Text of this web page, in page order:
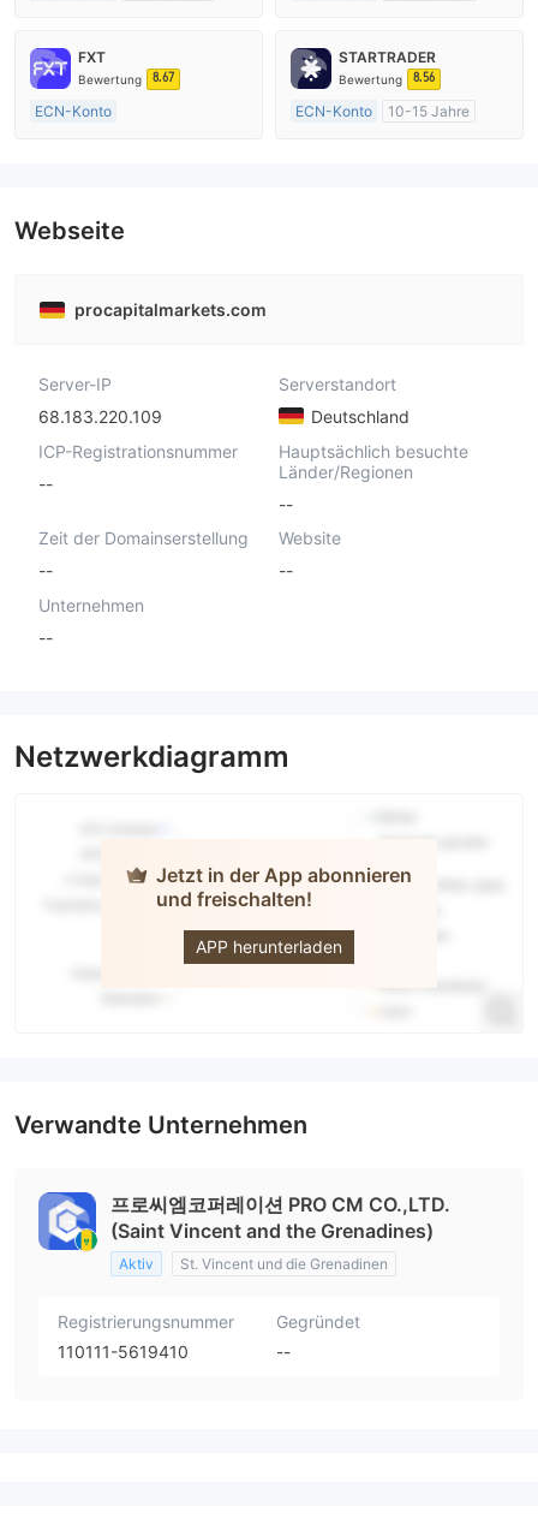
Market Making (MM)
MT4-Volllizenz
Market Making (MM)
MT4-Volllizenz
FXT
Bewertung 8.67
ECN-Konto
MT4-Volllizenz
STARTRADER
Bewertung 8.56
ECN-Konto
10-15 Jahre
Webseite
procapitalmarkets.com
Server-IP
68.183.220.109
Serverstandort
Deutschland
ICP-Registrationsnummer
--
Hauptsächlich besuchte
Länder/Regionen
--
Zeit der Domainserstellung
--
Website
--
Unternehmen
--
Netzwerkdiagramm
Jetzt in der App abonnieren
und freischalten!
APP herunterladen
ProCapitalMarkets
Verwandte Unternehmen
프로씨엠코퍼레이션 PRO CM CO.,LTD.
(Saint Vincent and the Grenadines)
Aktiv St. Vincent und die Grenadinen
Registrierungsnummer
110111-5619410
Gegründet
--